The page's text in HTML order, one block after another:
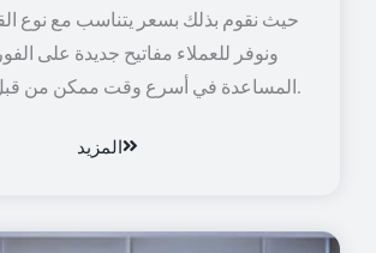
حيث نقوم بذلك بسعر يتناسب مع نوع
ونوفر للعملاء مفاتيح جديدة على
المساعدة في أسرع وقت ممكن من قبل الفنيين لدينا.
المزيد